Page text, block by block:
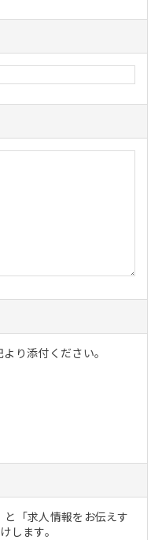
り添付ください。
と「求人情報をお伝えす
します。